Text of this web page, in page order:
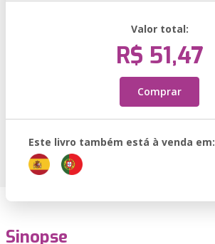
Valor total:
R$ 51,47
Comprar
Este livro também está à venda em:
Sinopse